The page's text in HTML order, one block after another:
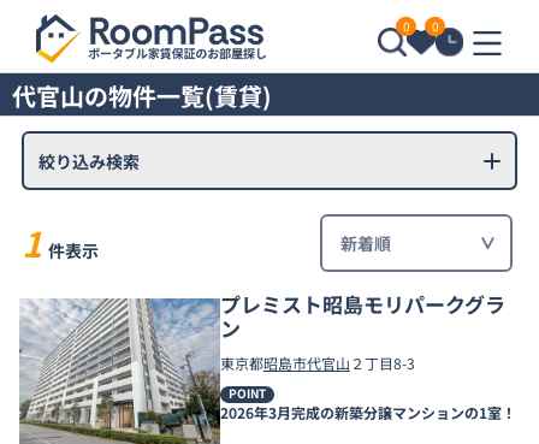
0 0
代官山の物件一覧(賃貸)
絞り込み検索
1 件表示
プレミスト昭島モリパークグラ
ン
東京都昭島市代官山 ２丁目8-3
POINT
2026年3月完成の新築分譲マンションの1室！